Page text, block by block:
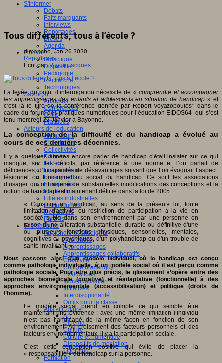
S'informer
Débats
Faits marquants
Interviews
Reportages
Brèves
Agenda
Innover
Didactique
Dispositifs
Pédagogie
Recherche
Technologies
Savoir(s)
Analyses
Conférences
Outils
Pratiques
Acteurs de l'éducation
Animateurs
Chercheurs
Collectivités
Editeurs
EdTech
Encadrement
Enseignants
Entreprises
Etudiants
Filières industrielles
Institutionnels
Médiateurs
Parents
Thématiques
Apprendre et enseigner
Apprendre
Apprentissages
Apprentissages collaboratifs
Créativité
Culture numérique
Evaluations
Individualisation
Initiatives
Interdisciplinarité
Outils pour la classe
Arts et Culture
Art
Cinéma
Culture
Culture et numérique
Dispositifs de médiation
Littérature
Formation
Tous différents, tous à l’école ?
dimanche, Jan 26 2020
Reportages
Écrit parPuyou Jacques
La levée du point d’interrogation nécessite de «comprendre et accompagner
les apprentissages des enfants et adolescents en situation de handicap » et
c’est là le titre de la conférence donnée par Robert Voyazopoulos* dans le
cadre du forum des pratiques numériques pour l’éducation EIDOS64 qui s’est
tenu mercredi 22 Janvier à Bayonne.
La conception de la difficulté et du handicap a évolué au
cours de ces dernières décennies.
Il y a quelques années encore parler de handicap c’était insister sur ce qui
manque, sur les déficits, par référence à une norme et l’on parlait de
déficiences, d’incapacités de désavantages suivant que l’on évoquait l’aspect
lésionnel ou fonctionnel ou social du handicap. Ce sont les associations
d’usager qui ont amené de substantielles modifications des conceptions et la
notion de handicap est maintenant définie dans la loi de 2005 :
« Constitue un handicap, au sens de la présente loi, toute
limitation d'activité ou restriction de participation à la vie en
société subie dans son environnement par une personne en
raison d'une altération substantielle, durable ou définitive d'une
ou plusieurs fonctions physiques, sensorielles, mentales,
cognitives ou psychiques, d'un polyhandicap ou d'un trouble de
santé invalidant. »
Nous passons ainsi d’un modèle individuel, où le handicap est conçu
comme pathologie individuelle, à un modèle social où il est perçu comme
pathologie sociale. Pour être plus précis, le glissement s’opère entre des
approches biomédicale (curative) et réadaptative (fonctionnelle) à des
approches environnementale (accessibilisation) et politique (droits de
l’homme).
Le modèle social prend en compte ce qui semble être
maintenant une évidence : avec une même limitation l’individu
n’est pas handicapé de la même façon en fonction de son
environnement. Au croisement des facteurs personnels et des
facteurs environnementaux, il y a la participation sociale.
C’est cette conception positive qui évite de placer la
« responsabilité » du handicap sur la personne.